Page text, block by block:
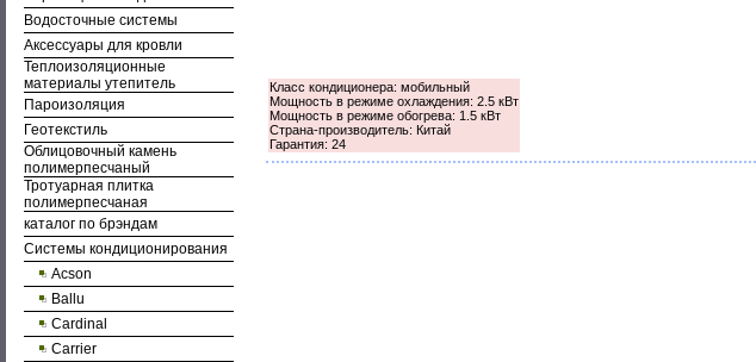
Водосточные системы
Аксессуары для кровли
Теплоизоляционные
материалы утепитель
Пароизоляция
Геотекстиль
Облицовочный камень
полимерпесчаный
Тротуарная плитка
полимерпесчаная
каталог по брэндам
Системы кондиционирования
Acson
Ballu
Cardinal
Carrier
Класс кондиционера: мобильный
Мощность в режиме охлаждения: 2.5 кВт
Мощность в режиме обогрева: 1.5 кВт
Страна-производитель: Китай
Гарантия: 24